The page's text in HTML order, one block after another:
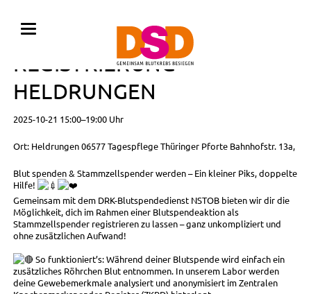
BLUTSPENDE MIT
REGISTRIERUNG •
HELDRUNGEN
2025-10-21 15:00–19:00 Uhr
Ort: Heldrungen 06577 Tagespflege Thüringer Pforte Bahnhofstr. 13a,
Blut spenden & Stammzellspender werden – Ein kleiner Piks, doppelte
Hilfe!
Gemeinsam mit dem DRK-Blutspendedienst NSTOB bieten wir dir die
Möglichkeit, dich im Rahmen einer Blutspendeaktion als
Stammzellspender registrieren zu lassen – ganz unkompliziert und
ohne zusätzlichen Aufwand!
So funktioniert’s: Während deiner Blutspende wird einfach ein
zusätzliches Röhrchen Blut entnommen. In unserem Labor werden
deine Gewebemerkmale analysiert und anonymisiert im Zentralen